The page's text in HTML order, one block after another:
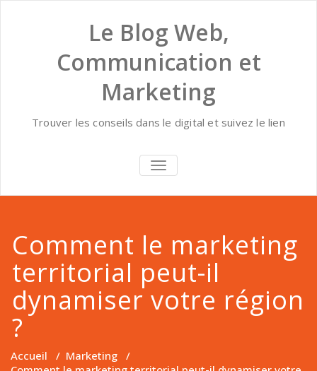
Le Blog Web,
Communication et
Marketing
Trouver les conseils dans le digital et suivez le lien
AFFICHER/MASQUER
LA
Comment le marketing
territorial peut-il
dynamiser votre région
?
Accueil / Marketing /